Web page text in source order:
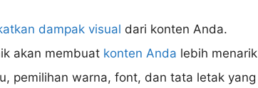
dampak visual dari konten Anda.
akan membuat konten Anda lebih menarik
pemilihan warna, font, dan tata letak yang